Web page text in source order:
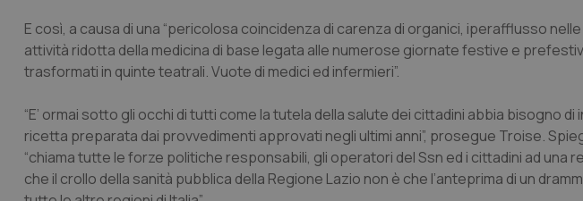
E così, a causa di una “pericolosa coincidenza di carenza di organici, iperafflusso
attività ridotta della medicina di base legata alle numerose giornate festive e
trasformati in quinte teatrali. Vuote di medici ed infermieri”.
“E’ ormai sotto gli occhi di tutti come la tutela della salute dei cittadini abbia bisogno
ricetta preparata dai provvedimenti approvati negli ultimi anni”, prosegue Troise.
“chiama tutte le forze politiche responsabili, gli operatori del Ssn ed i cittadini ad
che il crollo della sanità pubblica della Regione Lazio non è che l’anteprima di un